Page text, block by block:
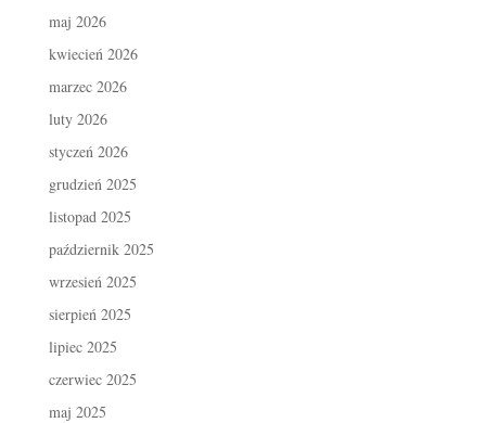
maj 2026
kwiecień 2026
marzec 2026
luty 2026
styczeń 2026
grudzień 2025
listopad 2025
październik 2025
wrzesień 2025
sierpień 2025
lipiec 2025
czerwiec 2025
maj 2025